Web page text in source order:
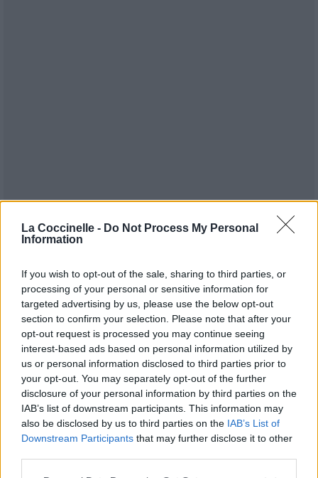
La Coccinelle - Do Not Process My Personal
Information
If you wish to opt-out of the sale, sharing to third parties, or
processing of your personal or sensitive information for
targeted advertising by us, please use the below opt-out
section to confirm your selection. Please note that after your
opt-out request is processed you may continue seeing
interest-based ads based on personal information utilized by
us or personal information disclosed to third parties prior to
your opt-out. You may separately opt-out of the further
disclosure of your personal information by third parties on the
IAB’s list of downstream participants. This information may
also be disclosed by us to third parties on the IAB’s List of
Downstream Participants that may further disclose it to other
Publié parKCheu 55178 3 4 6 le 6 septembre 2023 à
7h02.
Chanteurs :
Måneskin
Albums : HONEY (ARE U COMING?)
[Single]
Paroles + Traduction Téléchargement
Vidéos
Commentaires
Pour prolonger le plaisir musical :